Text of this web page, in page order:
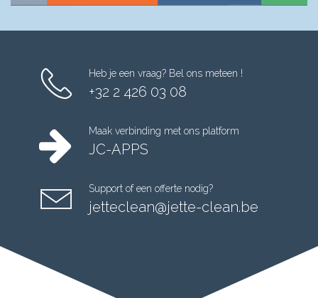
Heb je een vraag? Bel ons meteen !
+32 2 426 03 08
Maak verbinding met ons platform
JC-APPS
Support of een offerte nodig?
jetteclean@jette-clean.be